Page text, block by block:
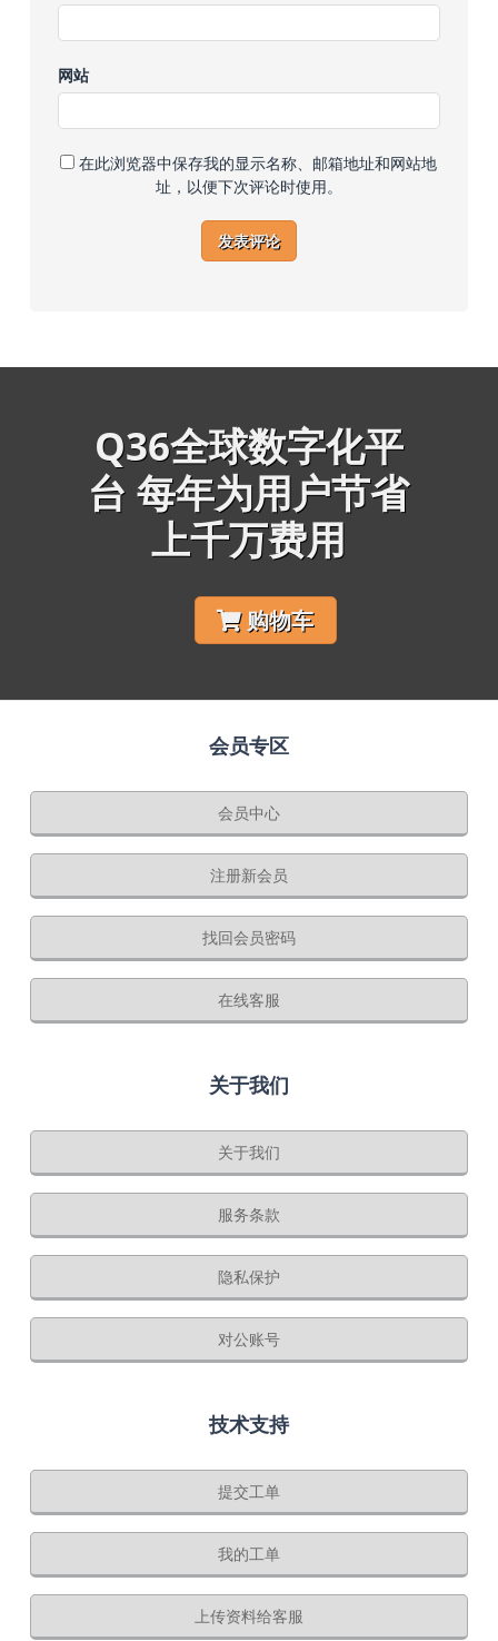
网站
在此浏览器中保存我的显示名称、邮箱地址和网站地
址，以便下次评论时使用。
Q36全球数字化平
台 每年为用户节省
上千万费用
购物车
会员专区
会员中心
注册新会员
找回会员密码
在线客服
关于我们
关于我们
服务条款
隐私保护
对公账号
技术支持
提交工单
我的工单
上传资料给客服